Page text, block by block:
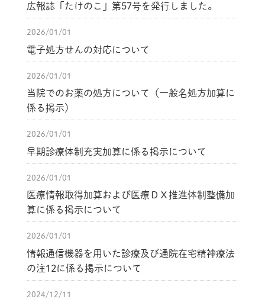
広報誌「たけのこ」第57号を発行しました。
2026/01/01
電子処方せんの対応について
2026/01/01
当院でのお薬の処方について（一般名処方加算に
係る掲示）
2026/01/01
早期診療体制充実加算に係る掲示について
2026/01/01
医療情報取得加算および医療ＤＸ推進体制整備加
算に係る掲示について
2026/01/01
情報通信機器を用いた診療及び通院在宅精神療法
の注12に係る掲示について
2024/12/11